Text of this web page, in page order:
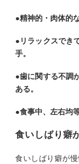
●精神的・肉体的
●リラックスでき
手。
●歯に関する不調
ある。
●食事中、左右均
食いしばり癖
食いしばり癖が